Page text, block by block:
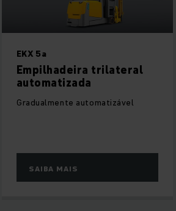
EKX 5a
Empilhadeira trilateral
automatizada
Gradualmente automatizável
SAIBA MAIS